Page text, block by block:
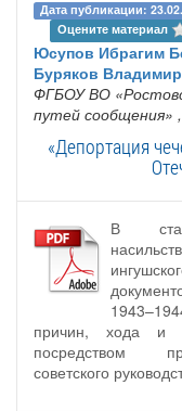
Дата публикации:
Оцените материал
Юсупов Ибрагим
Буряков
ФГБОУ ВО
путей сообщения»
«Депортация
В
причин, хода и
посредством
советского